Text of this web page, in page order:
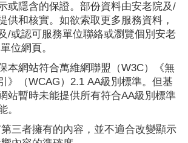
或隱含的保證。部份資料由安老院及/
供和核實。如欲索取更多服務資料，
/或認可服務單位聯絡或瀏覽個別安老
位網頁。
本網站符合萬維網聯盟（W3C）《無
》（WCAG）2.1 AA級別標準。但基
站暫時未能提供所有符合AA級別標準
。
三者擁有的內容，並不適合改變顯示